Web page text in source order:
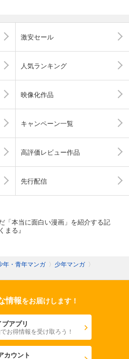
激安セール
人気ランキング
映像化作品
キャンペーン一覧
高評価レビュー作品
先行配信
「本当に面白い漫画」を紹介する記
まる』
年・青年マンガ 〉 少年マンガ 〉
情報をお届けします！
アプリ
お得情報を受け取ろう！
カウント